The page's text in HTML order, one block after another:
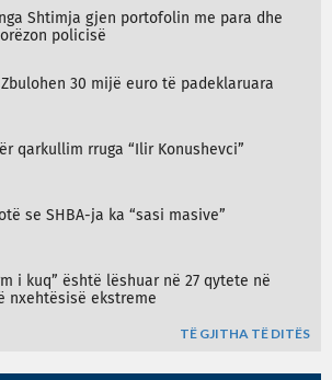
Shtimja gjen portofolin me para dhe
policisë
30 mijë euro të padeklaruara
qarkullim rruga “Ilir Konushevci”
se SHBA-ja ka “sasi masive”
i kuq” është lëshuar në 27 qytete në
nxehtësisë ekstreme
TË GJITHA TË DITËS